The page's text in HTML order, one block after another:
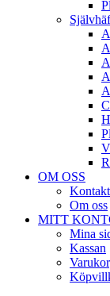
OM OSS
Kontakt
Om oss
MITT
Mina
Kassan